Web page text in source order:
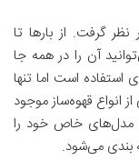
گرفت. از بارها تا
آن را در همه جا
استفاده است اما تنها
انواع قهوه‌ساز موجود
مدل‌های خاص خود را
بندی می‌شود.